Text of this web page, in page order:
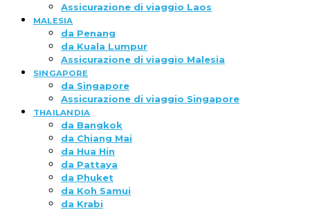
Assicurazione di viaggio Laos
MALESIA
da Penang
da Kuala Lumpur
Assicurazione di viaggio Malesia
SINGAPORE
da Singapore
Assicurazione di viaggio Singapore
THAILANDIA
da Bangkok
da Chiang Mai
da Hua Hin
da Pattaya
da Phuket
da Koh Samui
da Krabi